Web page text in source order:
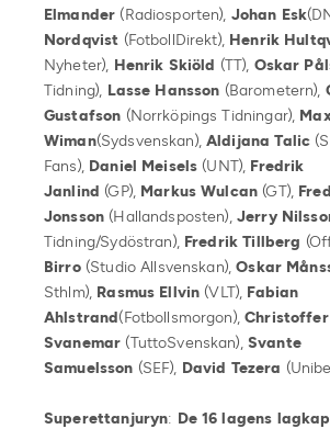
Elmander (Radiosporten), Johan Esk
Nordqvist (FotbollDirekt), Henrik
Nyheter), Henrik Skiöld (TT), Oskar
Tidning), Lasse Hansson (Barometern),
Gustafson (Norrköpings Tidningar),
Wiman(Sydsvenskan), Aldijana Talic
Fans), Daniel Meisels (UNT), Fredrik
Janlind (GP), Markus Wulcan (GT),
Jonsson (Hallandsposten), Jerry
Tidning/Sydöstran), Fredrik Tillberg
Birro(Studio Allsvenskan),Oskar
Sthlm), Rasmus Ellvin (VLT), Fabian
Ahlstrand(Fotbollsmorgon),Christoffer
Svanemar (TuttoSvenskan), Svante
Samuelsson (SEF), David Tezera
Superettanjuryn: De 16 lagens